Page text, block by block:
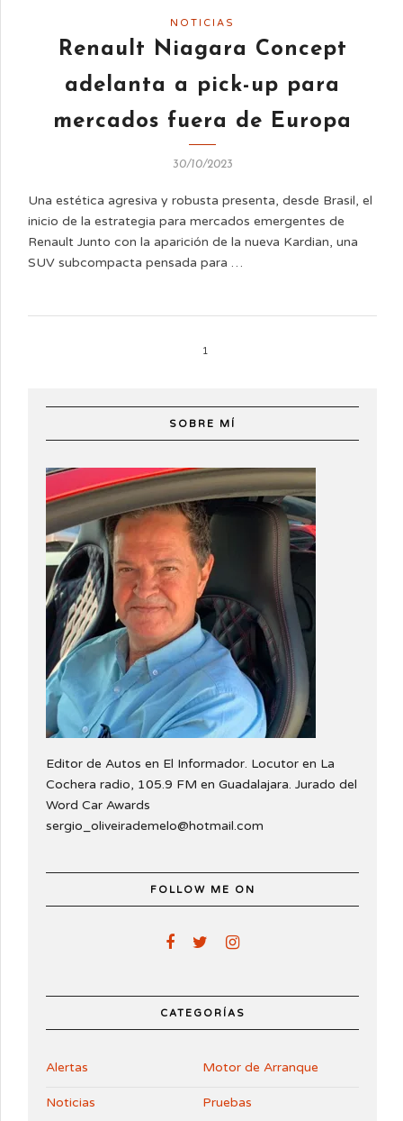
NOTICIAS
Renault Niagara Concept
adelanta a pick-up para
mercados fuera de Europa
30/10/2023
Una estética agresiva y robusta presenta, desde Brasil, el
inicio de la estrategia para mercados emergentes de
Renault Junto con la aparición de la nueva Kardian, una
SUV subcompacta pensada para …
1
SOBRE MÍ
Editor de Autos en El Informador. Locutor en La
Cochera radio, 105.9 FM en Guadalajara. Jurado del
Word Car Awards
sergio_oliveirademelo@hotmail.com
FOLLOW ME ON
CATEGORÍAS
Alertas Motor de Arranque
Noticias Pruebas